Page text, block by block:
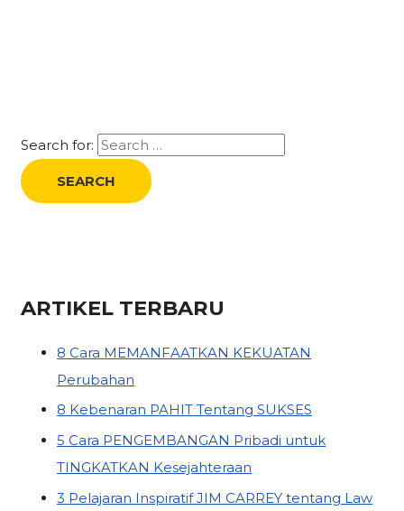
Search for:
ARTIKEL TERBARU
8 Cara MEMANFAATKAN KEKUATAN
Perubahan
8 Kebenaran PAHIT Tentang SUKSES
5 Cara PENGEMBANGAN Pribadi untuk
TINGKATKAN Kesejahteraan
3 Pelajaran Inspiratif JIM CARREY tentang Law